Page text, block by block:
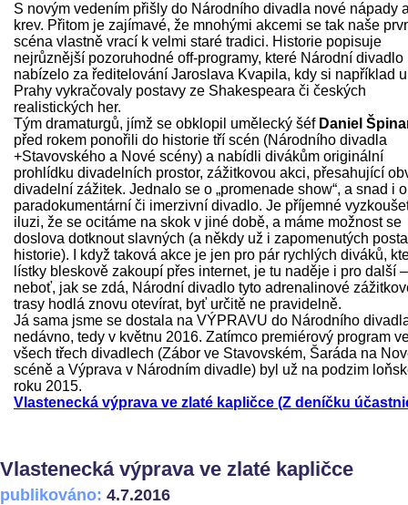
S novým vedením přišly do Národního divadla nové nápady
krev. Přitom je zajímavé, že mnohými akcemi se tak naše
scéna vlastně vrací k velmi staré tradici. Historie popisuje
nejrůznější pozoruhodné off-programy, které Národní divadlo
nabízelo za ředitelování Jaroslava Kvapila, kdy si například
Prahy vykračovaly postavy ze Shakespeara či českých
realistických her.
Tým dramaturgů, jímž se obklopil umělecký šéf Daniel
před rokem ponořili do historie tří scén (Národního divadla
+Stavovského a Nové scény) a nabídli divákům originální
prohlídku divadelních prostor, zážitkovou akci, přesahující
divadelní zážitek. Jednalo se o „promenade show“, a snad i o
paradokumentární či imerzivní divadlo. Je příjemné
iluzi, že se ocitáme na skok v jiné době, a máme možnost se
doslova dotknout slavných (a někdy už i zapomenutých
historie). I když taková akce je jen pro pár rychlých diváků,
lístky bleskově zakoupí přes internet, je tu naděje i pro další –
neboť, jak se zdá, Národní divadlo tyto adrenalinové
trasy hodlá znovu otevírat, byť určitě ne pravidelně.
Já sama jsme se dostala na VÝPRAVU do Národního
nedávno, tedy v květnu 2016. Zatímco premiérový program
všech třech divadlech (Zábor ve Stavovském, Šaráda na
scéně a Výprava v Národním divadle) byl už na podzim
roku 2015.
Vlastenecká výprava ve zlaté kapličce (Z deníčku
Vlastenecká výprava ve zlaté kapličce
publikováno: 4.7.2016